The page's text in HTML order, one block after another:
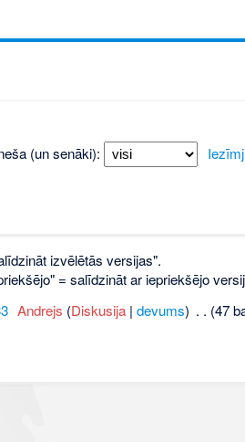
(un senāki):
izvēlētās versijas".
= salīdzināt ar iepriekšējo
‎ Andrejs (Diskusija| devums) . . (47